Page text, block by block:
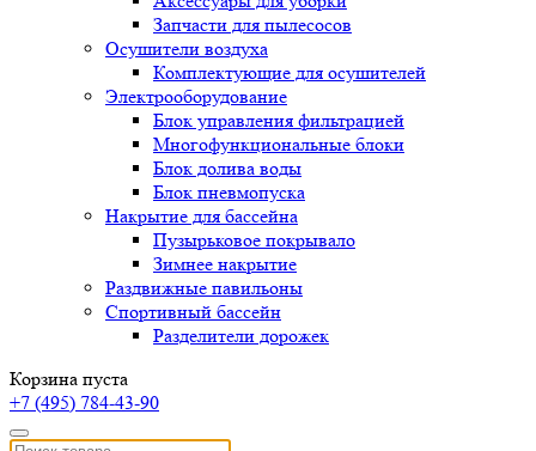
Запчасти для пылесосов
Осушители воздуха
Комплектующие для осушителей
Электрооборудование
Блок управления фильтрацией
Многофункциональные блоки
Блок долива воды
Блок пневмопуска
Накрытие для бассейна
Пузырьковое покрывало
Зимнее накрытие
Раздвижные павильоны
Спортивный бассейн
Разделители дорожек
Корзина пуста
+7 (495) 784-43-90